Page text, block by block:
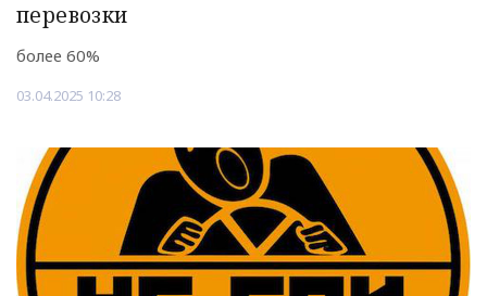
перевозки
более 60%
03.04.2025 10:28